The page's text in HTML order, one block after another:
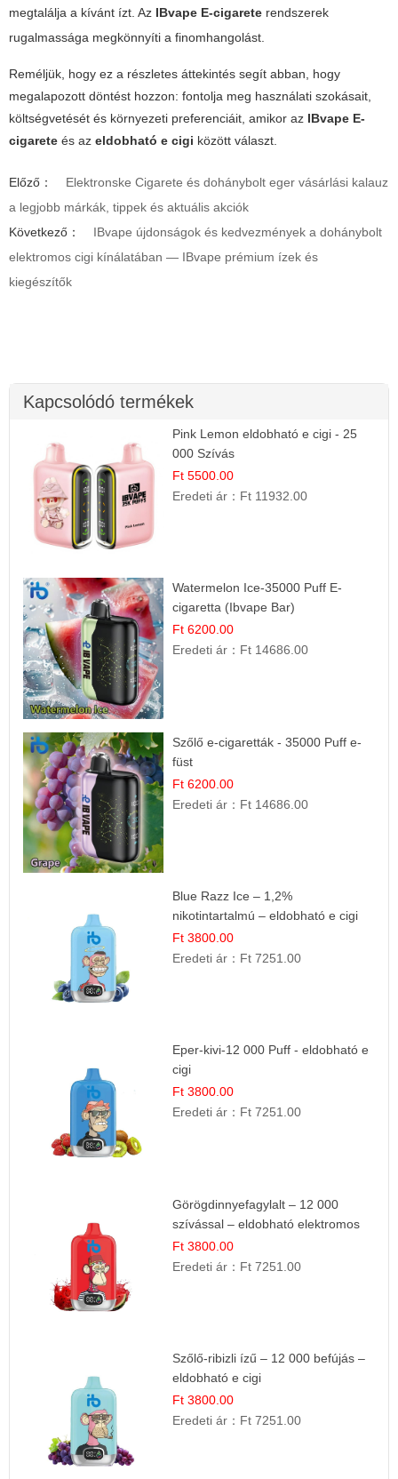
megtalálja a kívánt ízt. Az IBvape E-cigarete rendszerek
rugalmassága megkönnyíti a finomhangolást.
Reméljük, hogy ez a részletes áttekintés segít abban, hogy
megalapozott döntést hozzon: fontolja meg használati szokásait,
költségvetését és környezeti preferenciáit, amikor az IBvape E-
cigarete és az eldobható e cigi között választ.
Előző：
Elektronske Cigarete és dohánybolt eger vásárlási kalauz
a legjobb márkák, tippek és aktuális akciók
Következő：
IBvape újdonságok és kedvezmények a dohánybolt
elektromos cigi kínálatában — IBvape prémium ízek és
kiegészítők
Kapcsolódó termékek
Pink Lemon eldobható e cigi - 25
000 Szívás
Ft 5500.00
Eredeti ár： Ft 11932.00
Watermelon Ice-35000 Puff E-
cigaretta (Ibvape Bar)
Ft 6200.00
Eredeti ár： Ft 14686.00
Szőlő e-cigaretták - 35000 Puff e-
füst
Ft 6200.00
Eredeti ár： Ft 14686.00
Blue Razz Ice – 1,2%
nikotintartalmú – eldobható e cigi
Ft 3800.00
Eredeti ár： Ft 7251.00
Eper-kivi-12 000 Puff - eldobható e
cigi
Ft 3800.00
Eredeti ár： Ft 7251.00
Görögdinnyefagylalt – 12 000
szívással – eldobható elektromos
cigi
Ft 3800.00
Eredeti ár： Ft 7251.00
Szőlő-ribizli ízű – 12 000 befújás –
eldobható e cigi
Ft 3800.00
Eredeti ár： Ft 7251.00